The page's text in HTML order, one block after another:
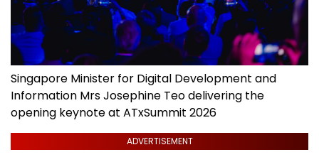
Singapore Minister for Digital Development and
Information Mrs Josephine Teo delivering the
opening keynote at ATxSummit 2026
ADVERTISEMENT